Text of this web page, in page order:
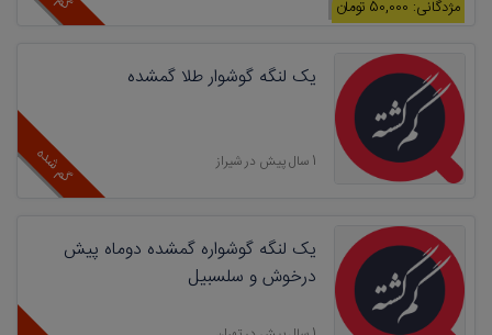
مژدگانی: 50,000 تومان
گم شده
یک لنگه گوشوار طلا گمشده
1 سال پیش در شیراز
یک لنگه گوشواره گمشده دوماه پیش
درخوش و سلسبیل